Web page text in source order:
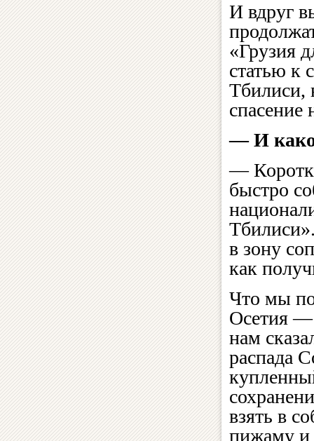
И вдруг
«Грузия
статью к
Тбилиси,
спасение
— И
—
быстро
в зону
как
Что мы
Осетия —
нам
распада
взять в
пижаму и